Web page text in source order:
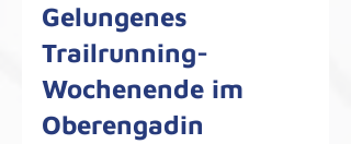
Engadin Ultra Trail:
Gelungenes
Trailrunning-
Wochenende im